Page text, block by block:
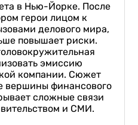
в Нью-Йорке. После
герои лицом к
делового мира,
повышает риски.
эмиссию
компании. Сюжет
вершины финансового
сложные связи
и СМИ.